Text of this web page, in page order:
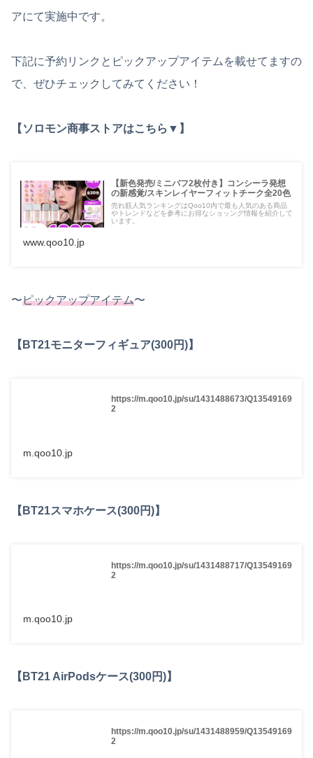
アにて実施中です。
下記に予約リンクとピックアップアイテムを載せてますの
で、ぜひチェックしてみてください！
【ソロモン商事ストアはこちら▼】
【新色発売/ミニパフ2枚付き】コンシーラ発想
の新感覚/スキンレイヤーフィットチーク全20色
売れ筋人気ランキングはQoo10内で最も人気のある商品
やトレンドなどを参考にお得なショッング情報を紹介して
います。
www.qoo10.jp
〜ピックアップアイテム〜
【BT21モニターフィギュア(300円)】
https://m.qoo10.jp/su/1431488673/Q13549169
2
m.qoo10.jp
【BT21スマホケース(300円)】
https://m.qoo10.jp/su/1431488717/Q13549169
2
m.qoo10.jp
【BT21 AirPodsケース(300円)】
https://m.qoo10.jp/su/1431488959/Q13549169
2